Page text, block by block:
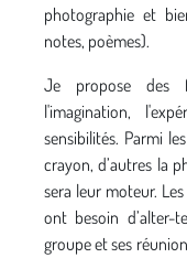
photographie et
notes, poèmes).
Je propose des
l'imagination,
sensibilités. Parmi
crayon, d’autres la
sera leur moteur.
ont besoin d’alter-
groupe et ses